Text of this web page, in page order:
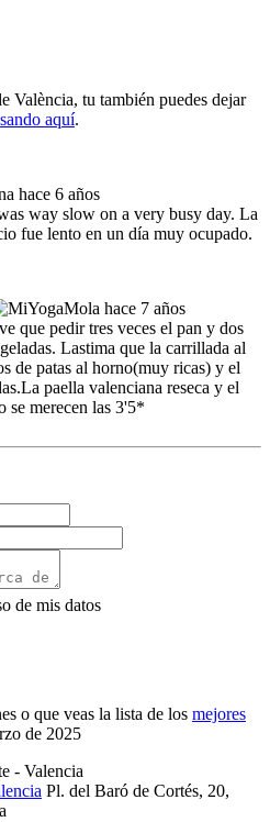
València, tu también puedes dejar
aquí.
way slow on a very busy day. La
fue lento en un día muy ocupado.
que pedir tres veces el pan y dos
Lastima que la carrillada al
de patas al horno(muy ricas) y el
paella valenciana reseca y el
se merecen las 3'5*
de mis datos
o que veas la lista de los mejores
de 2025
Pl. del Baró de Cortés, 20,